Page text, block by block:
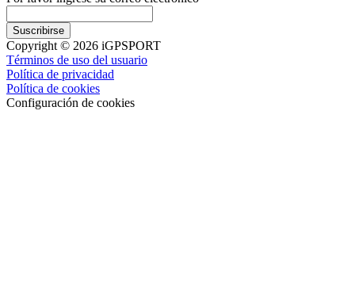
Suscribirse
Copyright © 2026 iGPSPORT
Términos de uso del usuario
Política de privacidad
Política de cookies
Configuración de cookies